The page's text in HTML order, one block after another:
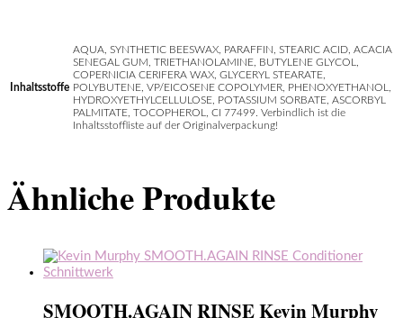
Inhaltsstoffe
AQUA, SYNTHETIC BEESWAX, PARAFFIN, STEARIC ACID, ACACIA
SENEGAL GUM, TRIETHANOLAMINE, BUTYLENE GLYCOL,
COPERNICIA CERIFERA WAX, GLYCERYL STEARATE,
POLYBUTENE, VP/EICOSENE COPOLYMER, PHENOXYETHANOL,
HYDROXYETHYLCELLULOSE, POTASSIUM SORBATE, ASCORBYL
PALMITATE, TOCOPHEROL, CI 77499. Verbindlich ist die
Inhaltsstoffliste auf der Originalverpackung!
Ähnliche Produkte
SMOOTH.AGAIN RINSE Kevin Murphy